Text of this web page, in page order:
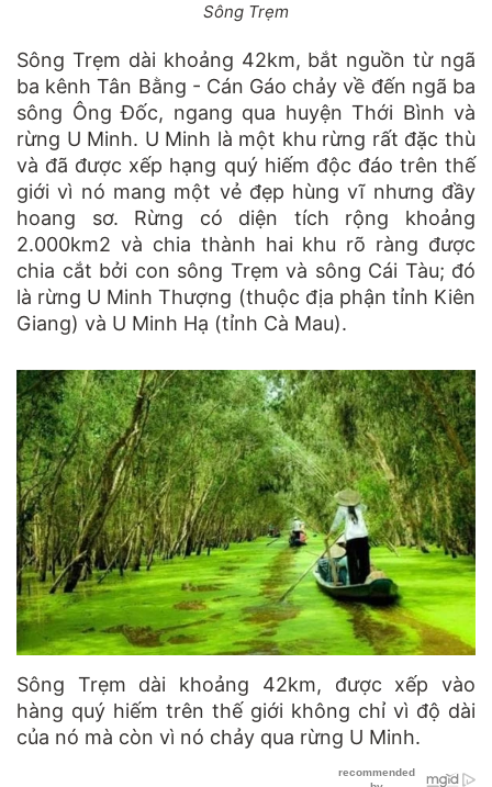
Sông Trẹm
Sông Trẹm dài khoảng 42km, bắt nguồn từ ngã
ba kênh Tân Bằng - Cán Gáo chảy về đến ngã ba
sông Ông Đốc, ngang qua huyện Thới Bình và
rừng U Minh. U Minh là một khu rừng rất đặc thù
và đã được xếp hạng quý hiếm độc đáo trên thế
giới vì nó mang một vẻ đẹp hùng vĩ nhưng đầy
hoang sơ. Rừng có diện tích rộng khoảng
2.000km2 và chia thành hai khu rõ ràng được
chia cắt bởi con sông Trẹm và sông Cái Tàu; đó
là rừng U Minh Thượng (thuộc địa phận tỉnh Kiên
Giang) và U Minh Hạ (tỉnh Cà Mau).
Sông Trẹm dài khoảng 42km, được xếp vào
hàng quý hiếm trên thế giới không chỉ vì độ dài
của nó mà còn vì nó chảy qua rừng U Minh.